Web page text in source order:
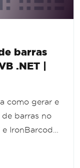
barras
.NET |
como gerar e
barras no
IronBarcode.